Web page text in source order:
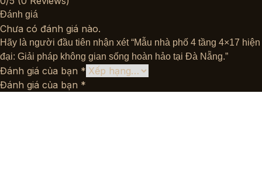
Đánh giá
Chưa có đánh giá nào.
Hãy là người đầu tiên nhận xét “Mẫu nhà phố 4 tầng 4×17 hiện
đại: Giải pháp không gian sống hoàn hảo tại Đà Nẵng.”
Đánh giá của bạn *
Đánh giá của bạn *